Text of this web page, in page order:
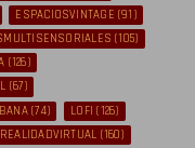
ESPACIOSVINTAGE (91)
(105)
(126)
(67)
(74) LOFI (126)
REALIDADVIRTUAL (160)